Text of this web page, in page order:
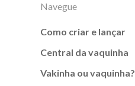
Navegue
Como criar e lançar
Central da vaquinha
Vakinha ou vaquinha?